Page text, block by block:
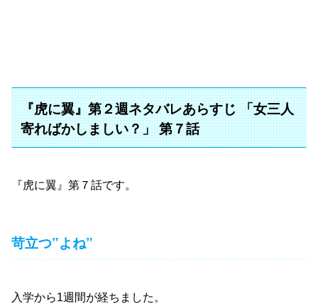
『虎に翼』第２週ネタバレあらすじ 「女三人
寄ればかしましい？」 第７話
『虎に翼』第７話です。
苛立つ”よね”
入学から1週間が経ちました。